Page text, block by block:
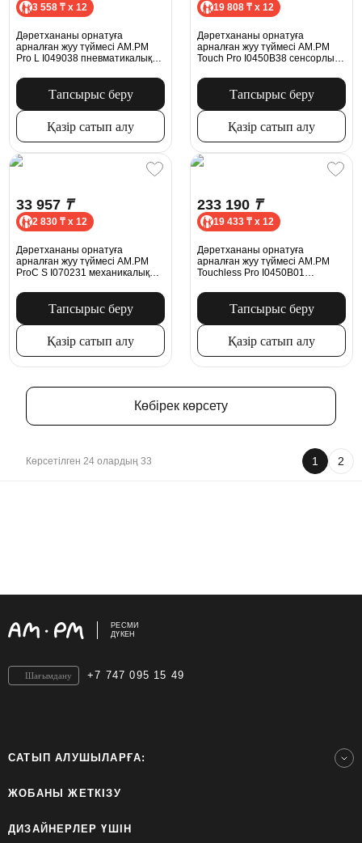
3 558 ₸ x 12
Дәретхананы орнатуға
арналған жуу түймесі AM.PM
Pro L I049038 пневматикалық
Тапсырыс беру
Қазір сатып алу
19 808 ₸ x 12
Дәретхананы орнатуға
арналған жуу түймесі AM.PM
Touch Pro I0450B38 сенсорлы
Тапсырыс беру
Қазір сатып алу
33 957 ₸
2 830 ₸ x 12
Дәретхананы орнатуға
арналған жуу түймесі AM.PM
ProC S I070231 механикалық
Тапсырыс беру
Қазір сатып алу
233 190 ₸
19 433 ₸ x 12
Дәретхананы орнатуға
арналған жуу түймесі AM.PM
Touchless Pro I0450B01
Тапсырыс беру
Қазір сатып алу
Көбірек көрсету
Көрсетілген 24 олардың 33 1 2
РЕСМИ
ДҮКЕН
+7 747 095 15 49
Шағымдану
САТЫП АЛУШЫЛАРҒА:
ЖОБАНЫ ЖЕТКІЗУ
ДИЗАЙНЕРЛЕР ҮШІН